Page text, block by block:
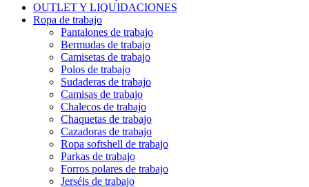
OUTLET Y LIQUIDACIONES
Ropa de trabajo
Pantalones de trabajo
Bermudas de trabajo
Camisetas de trabajo
Polos de trabajo
Sudaderas de trabajo
Camisas de trabajo
Chalecos de trabajo
Chaquetas de trabajo
Cazadoras de trabajo
Ropa softshell de trabajo
Parkas de trabajo
Forros polares de trabajo
Jerséis de trabajo